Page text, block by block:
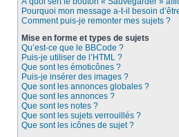
Pourquoi mon message a-t-il besoin
Comment puis-je remonter mes sujets ?
Mise en forme et types de sujets
Qu’est-ce que le BBCode ?
Puis-je utiliser de l’HTML ?
Que sont les émoticônes ?
Puis-je insérer des images ?
Que sont les annonces globales ?
Que sont les annonces ?
Que sont les notes ?
Que sont les sujets verrouillés ?
Que sont les icônes de sujet ?